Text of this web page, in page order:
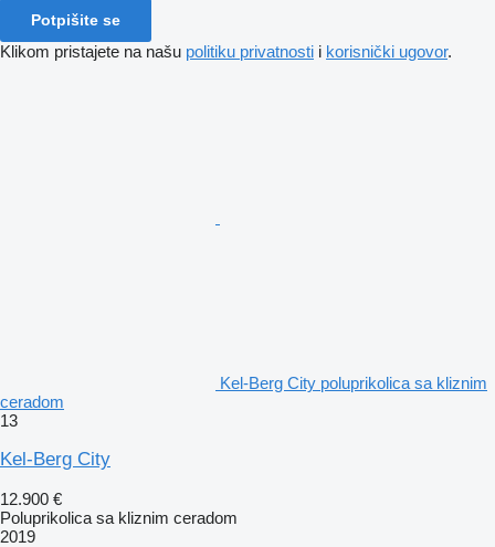
Potpišite se
Klikom pristajete na našu politiku privatnosti i korisnički ugovor.
Kel-Berg City poluprikolica sa kliznim
ceradom
13
Kel-Berg City
12.900 €
Poluprikolica sa kliznim ceradom
2019